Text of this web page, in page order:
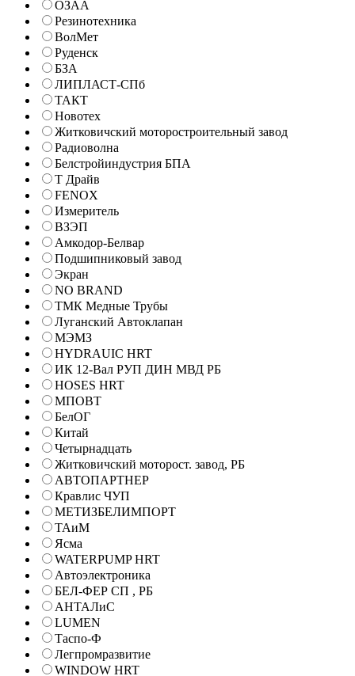
ОЗАА
Резинотехника
ВолМет
Руденск
БЗА
ЛИПЛАСТ-СПб
ТАКТ
Новотех
Житковичский моторостроительный завод
Радиоволна
Белстройиндустрия БПА
Т Драйв
FENOX
Измеритель
ВЗЭП
Амкодор-Белвар
Подшипниковый завод
Экран
NO BRAND
ТМК Медные Трубы
Луганский Автоклапан
МЭМЗ
HYDRAUIC HRT
ИК 12-Вал РУП ДИН МВД РБ
HOSES HRT
МПОВТ
БелОГ
Китай
Четырнадцать
Житковичский моторост. завод, РБ
АВТОПАРТНЕР
Кравлис ЧУП
МЕТИЗБЕЛИМПОРТ
ТАиМ
Ясма
WATERPUMP HRT
Автоэлектроника
БЕЛ-ФЕР СП , РБ
АНТАЛиС
LUMEN
Таспо-Ф
Легпромразвитие
WINDOW HRT